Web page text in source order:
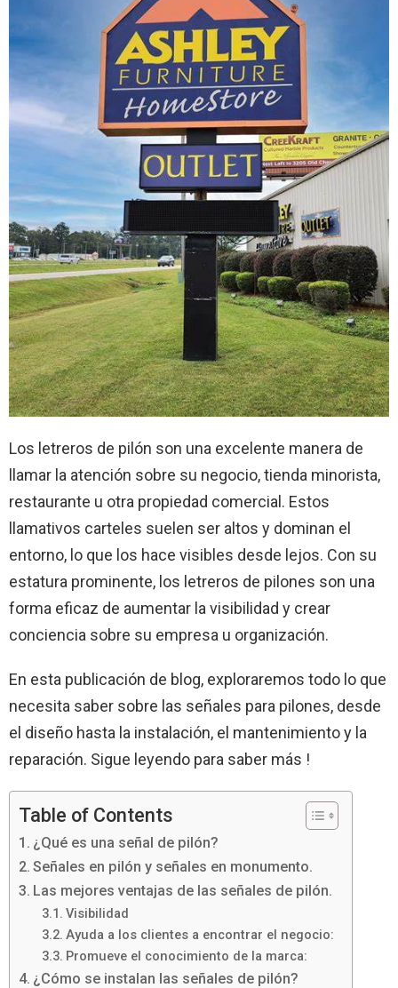
Los letreros de pilón son una excelente manera de
llamar la atención sobre su negocio, tienda minorista,
restaurante u otra propiedad comercial. Estos
llamativos carteles suelen ser altos y dominan el
entorno, lo que los hace visibles desde lejos. Con su
estatura prominente, los letreros de pilones son una
forma eficaz de aumentar la visibilidad y crear
conciencia sobre su empresa u organización.
En esta publicación de blog, exploraremos todo lo que
necesita saber sobre las señales para pilones, desde
el diseño hasta la instalación, el mantenimiento y la
reparación. Sigue leyendo para saber más !
Table of Contents
¿Qué es una señal de pilón?
Señales en pilón y señales en monumento.
Las mejores ventajas de las señales de pilón.
Visibilidad
Ayuda a los clientes a encontrar el negocio:
Promueve el conocimiento de la marca:
¿Cómo se instalan las señales de pilón?